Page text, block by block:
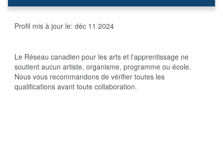
Profil mis à jour le: déc 11 2024
Le Réseau canadien pour les arts et l'apprentissage ne
soutient aucun artiste, organisme, programme ou école.
Nous vous recommandons de vérifier toutes les
qualifications avant toute collaboration.